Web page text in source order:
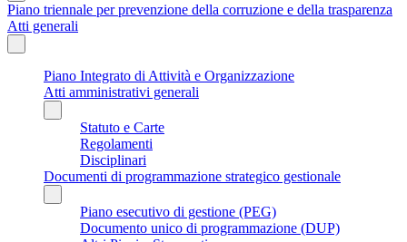
Piano triennale per prevenzione della corruzione e della trasparenza
Atti generali
Piano Integrato di Attività e Organizzazione
Atti amministrativi generali
Statuto e Carte
Regolamenti
Disciplinari
Documenti di programmazione strategico gestionale
Piano esecutivo di gestione (PEG)
Documento unico di programmazione (DUP)